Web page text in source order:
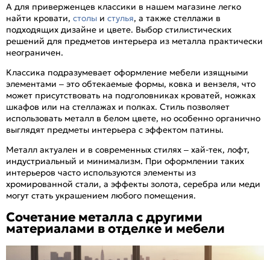
А для приверженцев классики в нашем магазине легко
найти кровати, столы и стулья, а также стеллажи в
подходящих дизайне и цвете. Выбор стилистических
решений для предметов интерьера из металла практически
неограничен.
Классика подразумевает оформление мебели изящными
элементами – это обтекаемые формы, ковка и вензеля, что
может присутствовать на подголовниках кроватей, ножках
шкафов или на стеллажах и полках. Стиль позволяет
использовать металл в белом цвете, но особенно органично
выглядят предметы интерьера с эффектом патины.
Металл актуален и в современных стилях – хай-тек, лофт,
индустриальный и минимализм. При оформлении таких
интерьеров часто используются элементы из
хромированной стали, а эффекты золота, серебра или меди
могут стать украшением любого помещения.
Сочетание металла с другими
материалами в отделке и мебели